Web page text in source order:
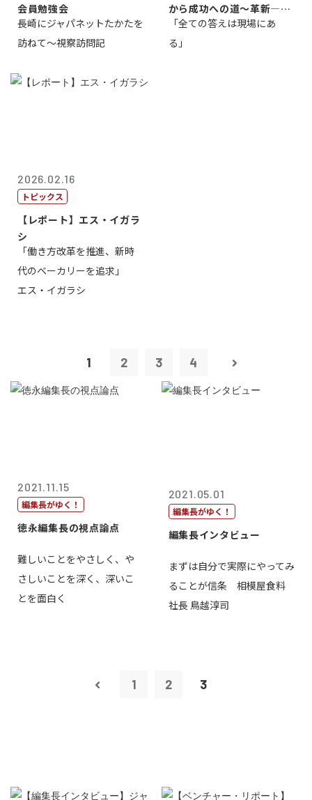
会員勉強会
長崎にジャパネットたかたを
訪ねて～視察訪問記
から成功への道～革新―挑
戦の先にある...
「全ての答えは現場にあ
る」
2026.02.16
トピックス
【レポート】エス・イガラ
シ
「働き方改革を推進、新時
代のベーカリーを追求」
エス・イガラシ
1 2 3 4
2021.11.15
編集長がゆく！
徳永編集長の視点論点
難しいことをやさしく、や
さしいことを深く、深いこ
とを面白く
2021.05.01
編集長がゆく！
編集長インタビュー
まずは自分で実際にやってみ
ることが信条 相模屋食料
社長 鳥越淳司
1 2 3